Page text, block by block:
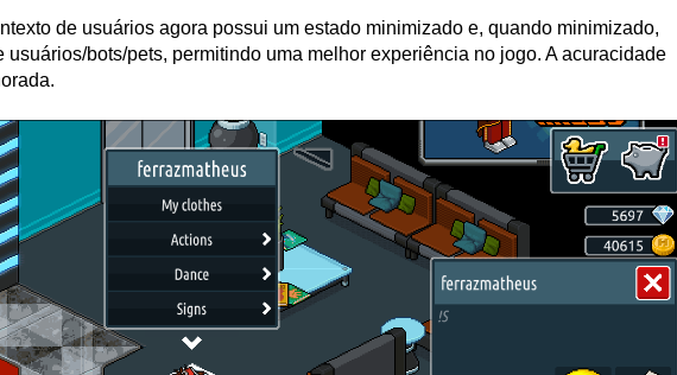
de usuários agora possui um estado minimizado e, quando minimizado,
usuários/bots/pets, permitindo uma melhor experiência no jogo. A acuracidade